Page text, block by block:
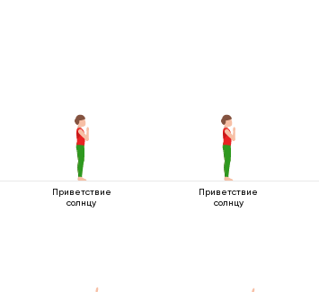
Приветствие
солнцу
Приветствие
солнцу